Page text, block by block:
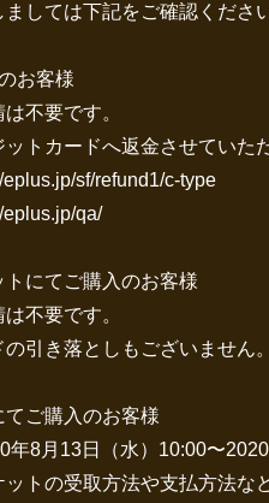
しては下記をご確認ください
お客様
不要です。
トカードへ返金させていた
sf/refund1/c-type
qa/
にてご購入のお客様
不要です。
引き落としもございません。
ご購入のお客様
年8月13日（水）10:00〜
トの受取方法や支払方法な